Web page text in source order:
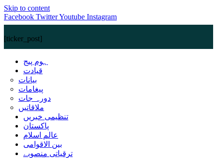
Skip to content
Facebook TwitterYoutube Instagram
[ticker_post]
ہوم پیج
قیادت
بیانات
پیغامات
دورہ جات
ملاقاتیں
تنظیمی خبریں
پاکستان
عالم اسلام
بین الاقوامی
ترقیاتی منصوبے